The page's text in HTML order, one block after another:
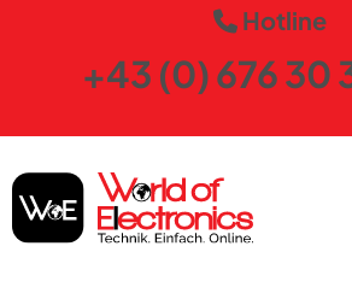
Hotline
+43 (0) 676 30